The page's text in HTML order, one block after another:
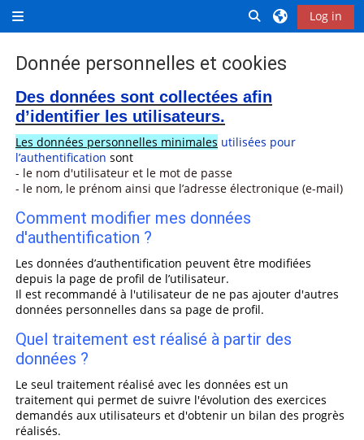
Side panel
Toggle search
Log in
Donnée personnelles et cookies
Completion requirements
Des données sont collectées afin
d’identifier les utilisateurs.
Les données personnelles minimales utilisées pour
l’authentification sont
- le nom d'utilisateur et le mot de passe
- le nom, le prénom ainsi que l’adresse électronique (e-mail)
Comment modifier mes données
d'authentification ?
Les données d’authentification peuvent être modifiées
depuis la page de profil de l’utilisateur.
Il est recommandé à l'utilisateur de ne pas ajouter d'autres
données personnelles dans sa page de profil.
Quel traitement est réalisé à partir des
données ?
Le seul traitement réalisé avec les données est un
traitement qui permet de suivre l'évolution des exercices
demandés aux utilisateurs et d'obtenir un bilan des progrès
réalisés.